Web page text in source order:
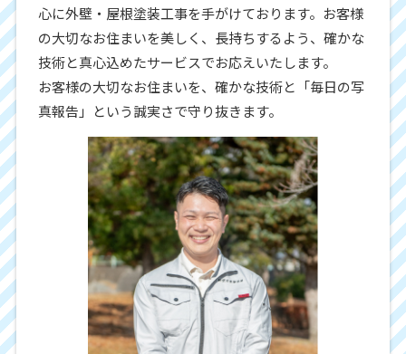
心に外壁・屋根塗装工事を手がけております。お客様
の大切なお住まいを美しく、長持ちするよう、確かな
技術と真心込めたサービスでお応えいたします。
お客様の大切なお住まいを、確かな技術と「毎日の写
真報告」という誠実さで守り抜きます。